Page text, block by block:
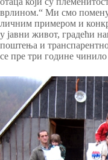
врлином.“ Ми смо
личним примером и
у јавни живот, градећи
поштења и
се пре три године